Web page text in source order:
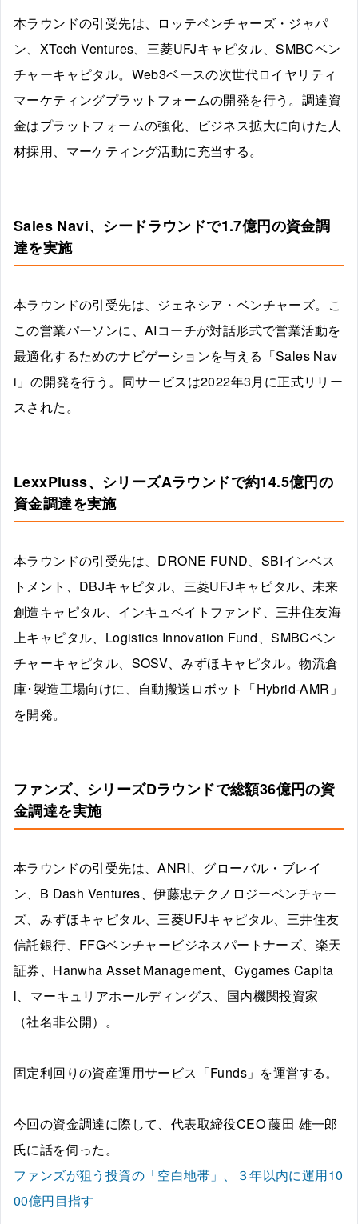
本ラウンドの引受先は、ロッテベンチャーズ・ジャパ
ン、XTech Ventures、三菱UFJキャピタル、SMBCベン
チャーキャピタル。Web3ベースの次世代ロイヤリティ
マーケティングプラットフォームの開発を行う。調達資
金はプラットフォームの強化、ビジネス拡大に向けた人
材採用、マーケティング活動に充当する。
Sales Navi、シードラウンドで1.7億円の資金調
達を実施
本ラウンドの引受先は、ジェネシア・ベンチャーズ。こ
この営業パーソンに、AIコーチが対話形式で営業活動を
最適化するためのナビゲーションを与える「Sales Nav
i」の開発を行う。同サービスは2022年3月に正式リリー
スされた。
LexxPluss、シリーズAラウンドで約14.5億円の
資金調達を実施
本ラウンドの引受先は、DRONE FUND、SBIインベス
トメント、DBJキャピタル、三菱UFJキャピタル、未来
創造キャピタル、インキュベイトファンド、三井住友海
上キャピタル、Logistics Innovation Fund、SMBCベン
チャーキャピタル、SOSV、みずほキャピタル。物流倉
庫･製造工場向けに、自動搬送ロボット「Hybrid-AMR」
を開発。
ファンズ、シリーズDラウンドで総額36億円の資
金調達を実施
本ラウンドの引受先は、ANRI、グローバル・ブレイ
ン、B Dash Ventures、伊藤忠テクノロジーベンチャー
ズ、みずほキャピタル、三菱UFJキャピタル、三井住友
信託銀行、FFGベンチャービジネスパートナーズ、楽天
証券、Hanwha Asset Management、Cygames Capita
l、マーキュリアホールディングス、国内機関投資家
（社名非公開）。
固定利回りの資産運用サービス「Funds」を運営する。
今回の資金調達に際して、代表取締役CEO 藤田 雄一郎
氏に話を伺った。
ファンズが狙う投資の「空白地帯」、３年以内に運用10
00億円目指す